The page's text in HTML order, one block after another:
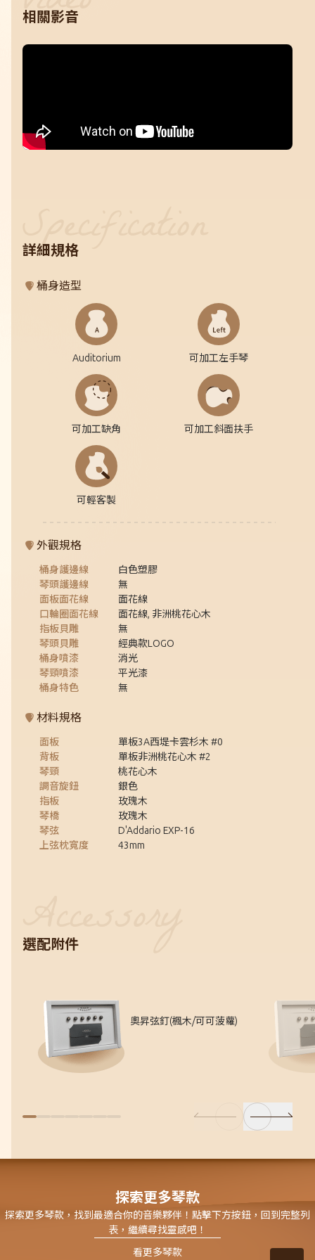
相關影音
詳細規格
桶身造型
Auditorium 可加工左手琴
可加工缺角 可加工斜面扶手
可輕客製
外觀規格
桶身護邊線
白色塑膠
琴頭護邊線
無
面板面花線
面花線
口輪圈面花線
面花線, 非洲桃花心木
指板貝雕
無
琴頭貝雕
經典款LOGO
桶身噴漆
消光
琴頸噴漆
平光漆
桶身特色
無
材料規格
面板
單板3A西堤卡雲杉木 #0
背板
單板非洲桃花心木 #2
琴頸
桃花心木
調音旋鈕
銀色
指板
玫瑰木
琴橋
玫瑰木
琴弦
D'Addario EXP-16
上弦枕寬度
43mm
選配附件
奧昇弦釘(楓木/可可菠蘿)
探索更多琴款
探索更多琴款，找到最適合你的音樂夥伴！點擊下方按鈕，回到完整列
表，繼續尋找靈感吧！
看更多琴款